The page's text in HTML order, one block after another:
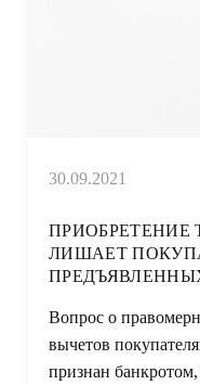
30.09.2021
ПРИОБРЕТЕНИЕ
ЛИШАЕТ
Вопрос о
вычетов
признан